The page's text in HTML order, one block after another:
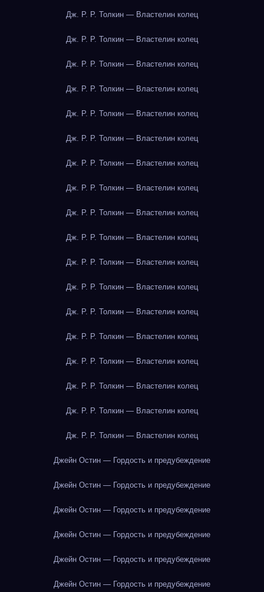
Дж. Р. Р. Толкин — Властелин колец
Дж. Р. Р. Толкин — Властелин колец
Дж. Р. Р. Толкин — Властелин колец
Дж. Р. Р. Толкин — Властелин колец
Дж. Р. Р. Толкин — Властелин колец
Дж. Р. Р. Толкин — Властелин колец
Дж. Р. Р. Толкин — Властелин колец
Дж. Р. Р. Толкин — Властелин колец
Дж. Р. Р. Толкин — Властелин колец
Дж. Р. Р. Толкин — Властелин колец
Дж. Р. Р. Толкин — Властелин колец
Дж. Р. Р. Толкин — Властелин колец
Дж. Р. Р. Толкин — Властелин колец
Дж. Р. Р. Толкин — Властелин колец
Дж. Р. Р. Толкин — Властелин колец
Дж. Р. Р. Толкин — Властелин колец
Дж. Р. Р. Толкин — Властелин колец
Дж. Р. Р. Толкин — Властелин колец
Джейн Остин — Гордость и предубеждение
Джейн Остин — Гордость и предубеждение
Джейн Остин — Гордость и предубеждение
Джейн Остин — Гордость и предубеждение
Джейн Остин — Гордость и предубеждение
Джейн Остин — Гордость и предубеждение